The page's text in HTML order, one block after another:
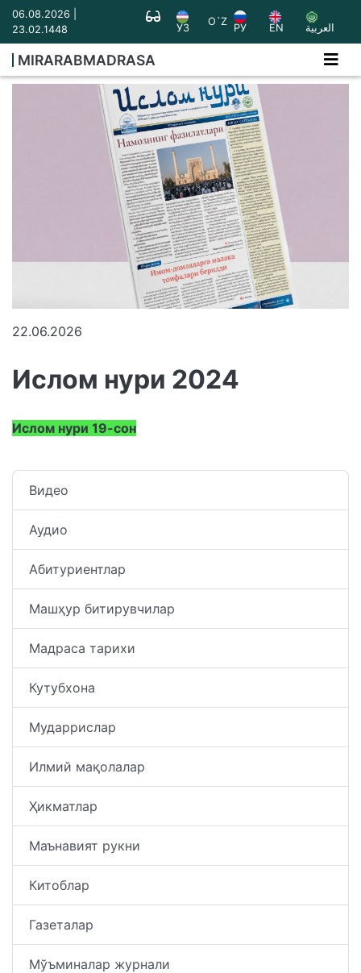
06.08.2026 |
23.02.1448
УЗ
O`Z
РУ EN العربية
MIRARABMADRASA
22.06.2026
Ислом нури 2024
Ислом нури 19-сон
Видео
Аудио
Абитуриентлар
Машҳур битирувчилар
Мадраса тарихи
Кутубхона
Мударрислар
Илмий мақолалар
Ҳикматлар
Маънавият рукни
Китоблар
Газеталар
Мўъминалар журнали